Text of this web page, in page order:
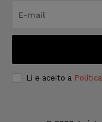
Li e aceito a